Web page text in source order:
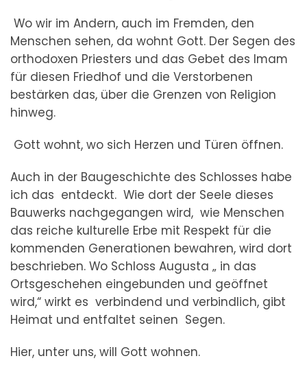
Wo wir im Andern, auch im Fremden, den
Menschen sehen, da wohnt Gott. Der Segen des
orthodoxen Priesters und das Gebet des Imam
für diesen Friedhof und die Verstorbenen
bestärken das, über die Grenzen von Religion
hinweg.
Gott wohnt, wo sich Herzen und Türen öffnen.
Auch in der Baugeschichte des Schlosses habe
ich das entdeckt. Wie dort der Seele dieses
Bauwerks nachgegangen wird, wie Menschen
das reiche kulturelle Erbe mit Respekt für die
kommenden Generationen bewahren, wird dort
beschrieben. Wo Schloss Augusta „ in das
Ortsgeschehen eingebunden und geöffnet
wird,“ wirkt es verbindend und verbindlich, gibt
Heimat und entfaltet seinen Segen.
Hier, unter uns, will Gott wohnen.